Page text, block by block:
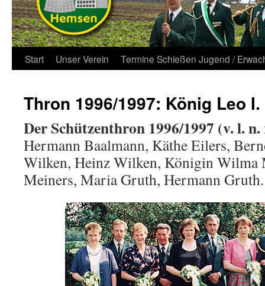
Start Unser Verein Termine Schießen Jugend /
Thron 1996/1997: König Leo I.
Der Schützenthron 1996/1997 (v. l.
Hermann Baalmann, Käthe Eilers,
Wilken, Heinz Wilken, Königin Wilma
Meiners, Maria Gruth, Hermann Gruth.